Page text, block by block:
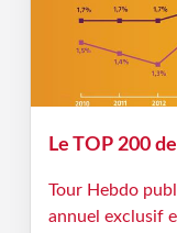
Le TOP 200
Tour Hebdo
annuel exclusif